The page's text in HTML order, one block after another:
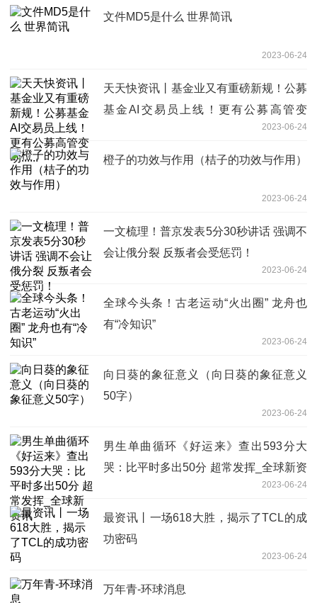
文件MD5是什么 世界简讯
2023-06-24
天天快资讯丨基金业又有重磅新规！公募
基金AI交易员上线！更有公募高管变
2023-06-24
橙子的功效与作用（桔子的功效与作用）
2023-06-24
一文梳理！普京发表5分30秒讲话 强调不
会让俄分裂 反叛者会受惩罚！
2023-06-24
全球今头条！古老运动“火出圈” 龙舟也
有“冷知识”
2023-06-24
向日葵的象征意义（向日葵的象征意义
50字）
2023-06-24
男生单曲循环《好运来》查出593分大
哭：比平时多出50分 超常发挥_全球新资
2023-06-24
最资讯丨一场618大胜，揭示了TCL的成
功密码
2023-06-24
万年青-环球消息